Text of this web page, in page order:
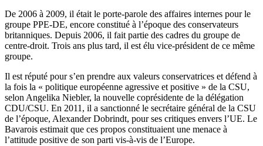
De 2006 à 2009, il était le porte-parole des affaires internes pour le
groupe PPE-DE, encore constitué à l’époque des conservateurs
britanniques. Depuis 2006, il fait partie des cadres du groupe de
centre-droit. Trois ans plus tard, il est élu vice-président de ce même
groupe.
Il est réputé pour s’en prendre aux valeurs conservatrices et défend à
la fois la « politique européenne agressive et positive » de la CSU,
selon Angelika Niebler, la nouvelle coprésidente de la délégation
CDU/CSU. En 2011, il a sanctionné le secrétaire général de la CSU
de l’époque, Alexander Dobrindt, pour ses critiques envers l’UE. Le
Bavarois estimait que ces propos constituaient une menace à
l’attitude positive de son parti vis-à-vis de l’Europe.